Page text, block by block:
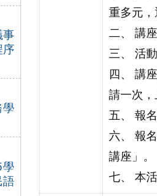
事
序
語
重多元，
二、 講
三、 活
四、 講
請一次，
五、 報
六、 報
講座」。
七、 本